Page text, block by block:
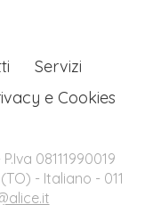
Servizi
e Cookies
08111990019
- Italiano - 011